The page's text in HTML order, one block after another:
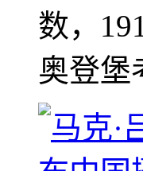
数，
奥登堡